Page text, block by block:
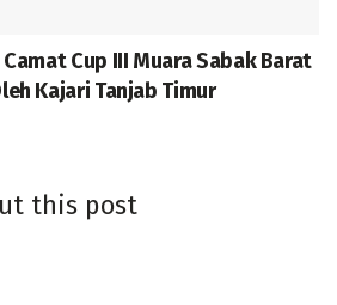
Cup III Muara Sabak Barat
Kajari Tanjab Timur
this post